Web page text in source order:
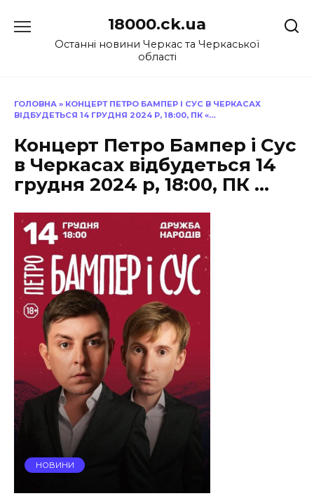
до
18000.ck.ua
Останні новини Черкас та Черкаської
області
ГОЛОВНА » КОНЦЕРТ ПЕТРО БАМПЕР І СУС В ЧЕРКАСАХ
ВІДБУДЕТЬСЯ 14 ГРУДНЯ 2024 Р, 18:00, ПК «…
Концерт Петро Бампер і Сус
в Черкасах відбудеться 14
грудня 2024 р, 18:00, ПК …
НОВИНИ